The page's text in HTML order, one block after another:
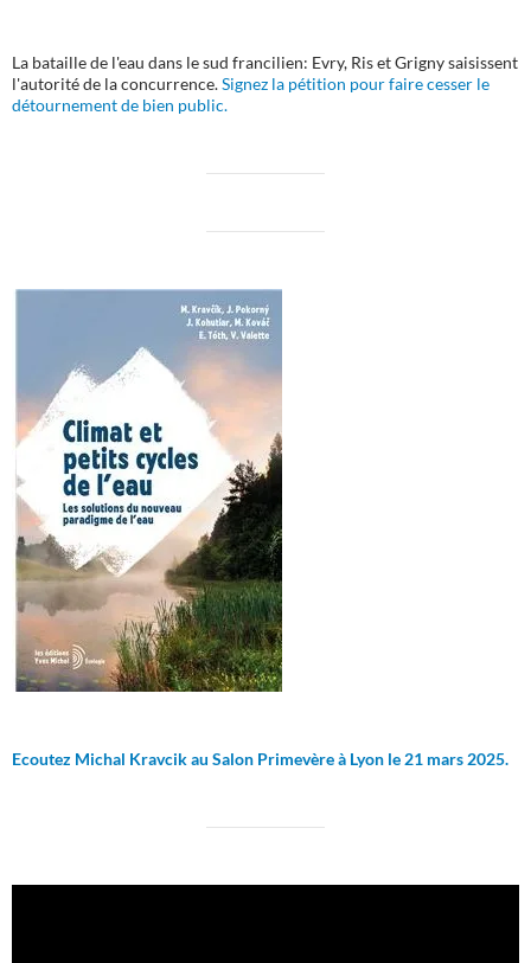
La bataille de l'eau dans le sud francilien: Evry, Ris et Grigny saisissent
l'autorité de la concurrence.Signez la pétition pour faire cesser le
détournement de bien public.
Ecoutez Michal Kravcik au Salon Primevère à Lyon le 21 mars 2025.